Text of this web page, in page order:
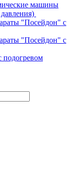
машины
"Посейдон" с
"Посейдон" с